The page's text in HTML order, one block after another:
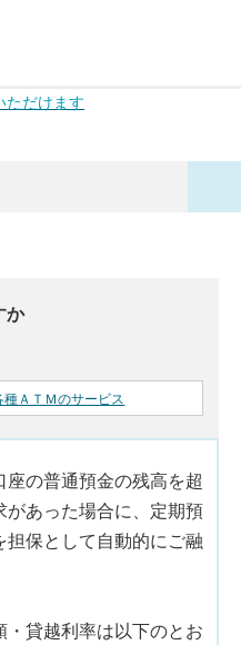
だけます
か
種ＡＴＭのサービス
の普通預金の残高を超
があった場合に、定期預
保として自動的にご融
貸越利率は以下のとお